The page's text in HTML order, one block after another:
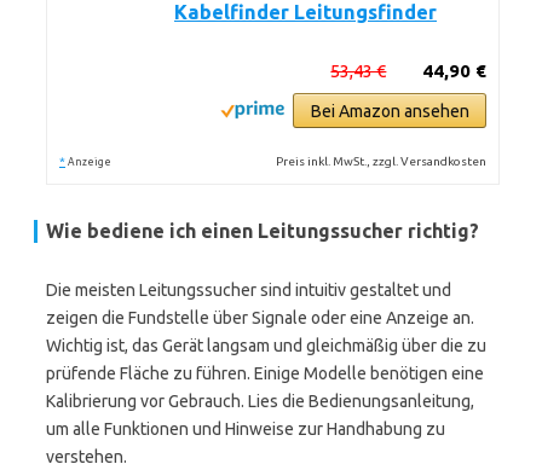
Kabelfinder Leitungsfinder
44,90 €
53,43 €
Bei Amazon ansehen
* Anzeige Preis inkl. MwSt., zzgl. Versandkosten
Wie bediene ich einen Leitungssucher richtig?
Die meisten Leitungssucher sind intuitiv gestaltet und
zeigen die Fundstelle über Signale oder eine Anzeige an.
Wichtig ist, das Gerät langsam und gleichmäßig über die zu
prüfende Fläche zu führen. Einige Modelle benötigen eine
Kalibrierung vor Gebrauch. Lies die Bedienungsanleitung,
um alle Funktionen und Hinweise zur Handhabung zu
verstehen.